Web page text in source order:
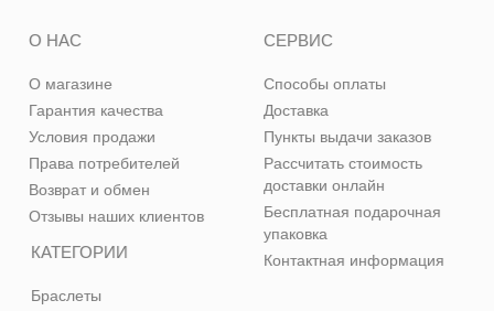
КАТЕГОРИИ
Браслеты
О НАС
О магазине
Гарантия качества
Условия продажи
Права потребителей
Возврат и обмен
Отзывы наших клиентов
СЕРВИС
Способы оплаты
Доставка
Пункты выдачи заказов
Рассчитать стоимость
доставки онлайн
Бесплатная подарочная
упаковка
Контактная информация